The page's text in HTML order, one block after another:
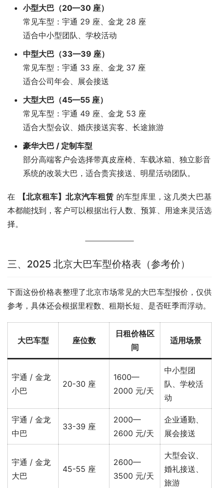
小型大巴（20—30 座）
常见车型：宇通 29 座、金龙 28 座
适合中小型团队、学校活动
中型大巴（33—39 座）
常见车型：宇通 33 座、金龙 37 座
适合公司年会、展会接送
大型大巴（45—55 座）
常见车型：宇通 49 座、金龙 53 座
适合大型会议、婚庆接送宾客、长途旅游
豪华大巴 / 定制车型
部分高端客户会选择带真皮座椅、车载冰箱、独立影音
系统的改装大巴，适合贵宾接送、明星活动团队。
在 【北京租车】北京汽车租赁 的车型库里，这几类大巴基
本都能找到，客户可以根据出行人数、预算、用途来灵活选
择。
三、2025 北京大巴车型价格表（参考价）
下面这份价格表整理了北京市场常见的大巴车型报价，仅供
参考，具体还会根据里程数、租期长短、是否旺季而浮动。
大巴车型 座位数
日租价格区
间
适用场景
宇通 / 金龙
小巴
20-30 座
1600—
2000 元/天
中小型团
队、学校活
动
宇通 / 金龙
中巴
33-39 座
2000—
2600 元/天
企业通勤、
展会接送
宇通 / 金龙
大巴
45-55 座
2600—
3500 元/天
大型会议、
婚礼接送、
旅游